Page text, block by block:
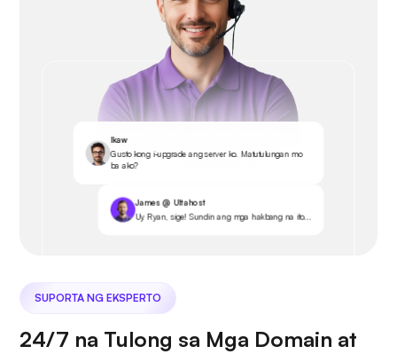
Ikaw
Gusto kong i-upgrade ang server ko. Matutulungan mo
ba ako?
James @ Ultahost
Uy Ryan, sige! Sundin ang mga hakbang na ito...
SUPORTA NG EKSPERTO
24/7 na Tulong sa Mga Domain at